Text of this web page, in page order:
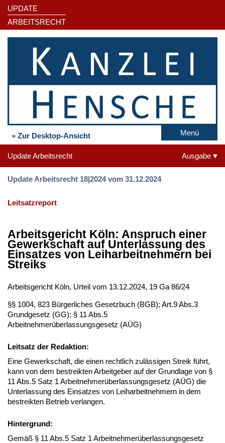
UPDATE
ARBEITSRECHT
» Zur Desktop-Ansicht Menü
Update Arbeitsrecht Ausgabe
Update Arbeitsrecht 18|2024 vom 31.12.2024
Leitsatzreport
Arbeitsgericht Köln: Anspruch einer
Gewerkschaft auf Unterlassung des
Einsatzes von Leiharbeitnehmern bei
Streiks
Arbeitsgericht Köln, Urteil vom 13.12.2024, 19 Ga 86/24
§§ 1004, 823 Bürgerliches Gesetzbuch (BGB); Art.9 Abs.3
Grundgesetz (GG); § 11 Abs.5
Arbeitnehmerüberlassungsgesetz (AÜG)
Leitsatz der Redaktion:
Eine Gewerkschaft, die einen rechtlich zulässigen Streik führt,
kann von dem bestreikten Arbeitgeber auf der Grundlage von §
11 Abs.5 Satz 1 Arbeitnehmerüberlassungsgesetz (AÜG) die
Unterlassung des Einsatzes von Leiharbeitnehmern in dem
bestreikten Betrieb verlangen.
Hintergrund:
Gemäß § 11 Abs.5 Satz 1 Arbeitnehmerüberlassungsgesetz